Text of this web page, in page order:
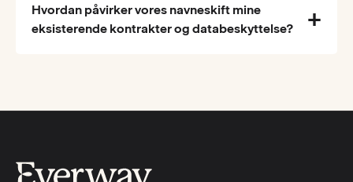
Hvordan påvirker vores navneskift mine
eksisterende kontrakter og databeskyttelse?